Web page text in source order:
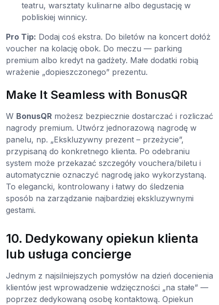
teatru, warsztaty kulinarne albo degustację w
pobliskiej winnicy.
Pro Tip: Dodaj coś ekstra. Do biletów na koncert dołóż
voucher na kolację obok. Do meczu — parking
premium albo kredyt na gadżety. Małe dodatki robią
wrażenie „dopieszczonego” prezentu.
Make It Seamless with BonusQR
W BonusQR możesz bezpiecznie dostarczać i rozliczać
nagrody premium. Utwórz jednorazową nagrodę w
panelu, np. „Ekskluzywny prezent – przeżycie”,
przypisaną do konkretnego klienta. Po odebraniu
system może przekazać szczegóły vouchera/biletu i
automatycznie oznaczyć nagrodę jako wykorzystaną.
To elegancki, kontrolowany i łatwy do śledzenia
sposób na zarządzanie najbardziej ekskluzywnymi
gestami.
10. Dedykowany opiekun klienta
lub usługa concierge
Jednym z najsilniejszych pomysłów na dzień docenienia
klientów jest wprowadzenie wdzięczności „na stałe” —
poprzez dedykowaną osobę kontaktową. Opiekun